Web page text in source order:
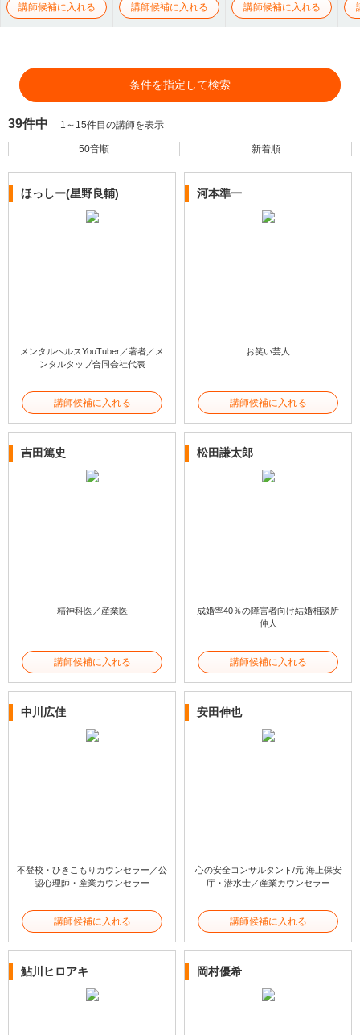
講師候補に入れる 講師候補に入れる 講師候補に入れる
条件を指定して検索
39件中 1～15件目の講師を表示
50音順 新着順
ほっしー(星野良輔)
メンタルヘルスYouTuber／著者／メ
ンタルタップ合同会社代表
講師候補に入れる
河本準一
お笑い芸人
講師候補に入れる
吉田篤史
精神科医／産業医
講師候補に入れる
松田謙太郎
成婚率40％の障害者向け結婚相談所
仲人
講師候補に入れる
中川広佳
不登校・ひきこもりカウンセラー／公
認心理師・産業カウンセラー
講師候補に入れる
安田伸也
心の安全コンサルタント/元 海上保安
庁・潜水士／産業カウンセラー
講師候補に入れる
鮎川ヒロアキ 岡村優希